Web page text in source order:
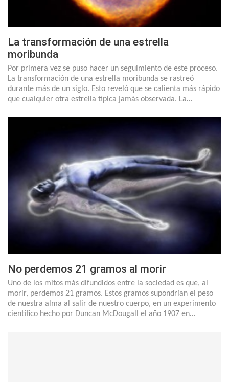
La transformación de una estrella
moribunda
Por primera vez se puso hacer un seguimiento de este proceso.
La transformación de una estrella moribunda se rastreó
durante más de un siglo. Esto reveló que se calienta más rápido
que cualquier otra estrella típica jamás observada. La…
No perdemos 21 gramos al morir
Uno de los mitos más difundidos entre la sociedad es que, al
morir, perdemos 21 gramos. Estos gramos supondrían el peso
de nuestra alma al salir de nuestro cuerpo, en un experimento
científico hecho por Duncan McDougall el año 1907 en…